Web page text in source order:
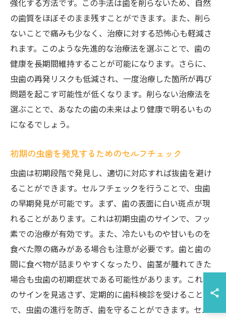
強化する方法です。この手法は歯を削らないため、自然
の歯質をほぼそのまま残すことができます。また、削ら
ないことで痛みも少なく、治療に対する恐怖心も軽減さ
れます。このような先進的な治療法を選ぶことで、歯の
健康を長期間維持することが可能になります。さらに、
虫歯の再発リスクも低減され、一度治療した箇所が再び
問題を起こす可能性が低くなります。削らない治療法を
選ぶことで、あなたの歯の未来はより健康で明るいもの
になるでしょう。
初期の虫歯を発見するためのセルフチェック
虫歯は初期段階で発見し、適切に対応すれば抜歯を避け
ることができます。セルフチェックを行うことで、虫歯
の早期発見が可能です。まず、歯の表面に白い斑点が現
れることがあります。これは初期虫歯のサインで、フッ
素での治療が有効です。また、冷たいものや甘いものを
食べた際の痛みがある場合も注意が必要です。歯と歯の
間に食べ物が詰まりやすくなったり、歯茎が腫れてきた
場合も虫歯の初期症状である可能性があります。これら
のサインを見逃さず、定期的に歯科検診を受けること
で、虫歯の進行を防ぎ、歯を守ることができます。セル